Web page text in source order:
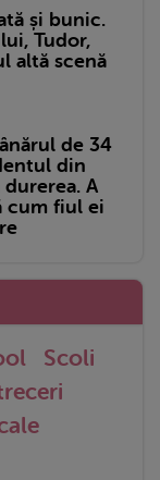
și bunic.
Tudor,
altă scenă
de 34
din
A
cum fiul ei
Scoli